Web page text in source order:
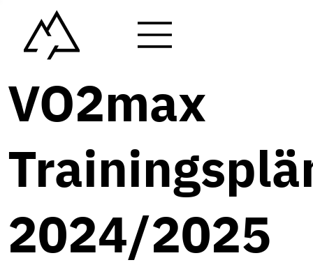
VO2max
2024/2025